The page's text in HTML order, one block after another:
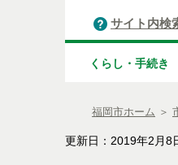
サイト内検
くらし・手続き
福岡市ホーム ＞
更新日：2019年2月8